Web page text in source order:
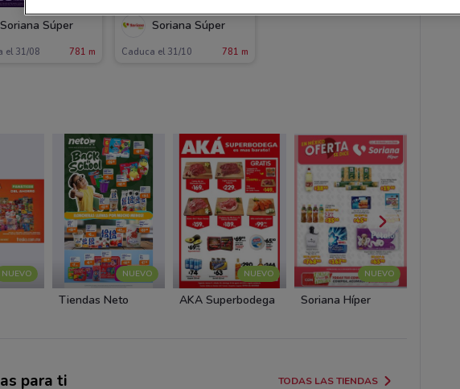
Soriana Súper
el 31/08 781 m
Soriana Súper
Caduca el 31/10 781 m
NUEVO NUEVO
Tiendas Neto
NUEVO
AKÁ Superbodega
NUEVO
Soriana Híper
para ti TODAS LAS TIENDAS